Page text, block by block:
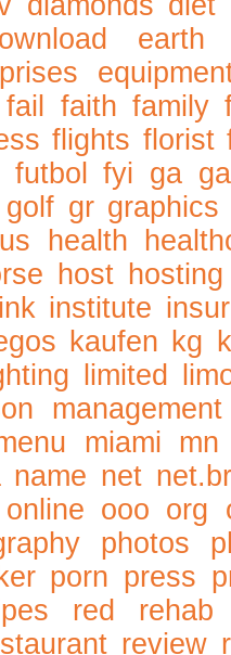
earth
fail faith family
flights florist
futbol fyi ga
golf gr graphics
health
host hosting
ink institute
kaufen kg
limited
management
miami mn
name net net.br
online ooo org
photos
porn press
red
rehab
review